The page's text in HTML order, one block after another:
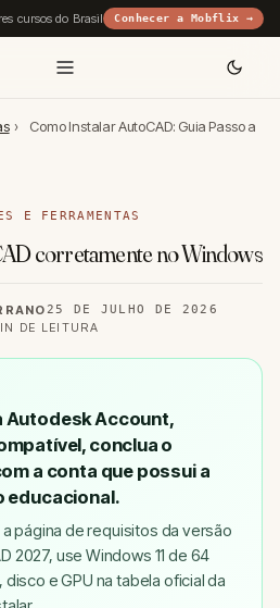
cursos do Brasil Conhecer a Mobflix →
›
Como Instalar AutoCAD: Guia Passo a
E FERRAMENTAS
corretamente no Windows
25 DE JULHO DE 2026
DE LEITURA
Autodesk Account,
conclua o
a conta que possui a
educacional.
página de requisitos da versão
2027, use Windows 11 de 64
e GPU na tabela oficial da